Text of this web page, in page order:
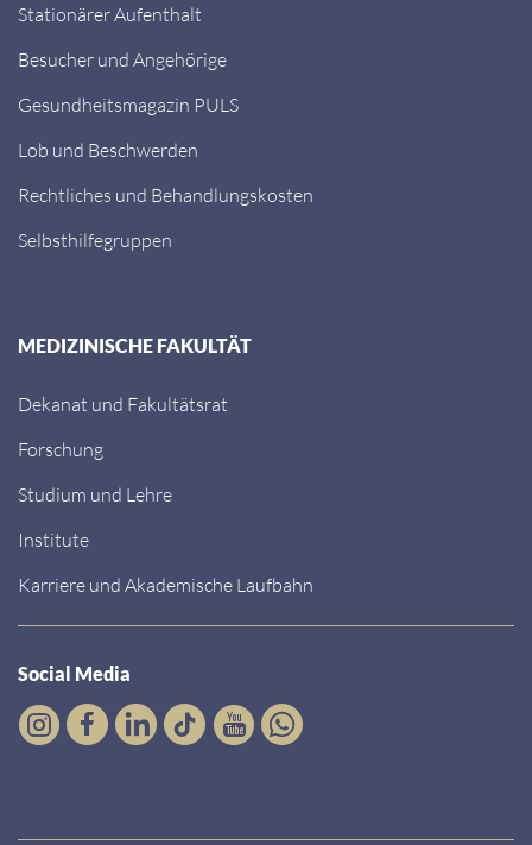
Stationärer Aufenthalt
Besucher und Angehörige
Gesundheitsmagazin PULS
Lob und Beschwerden
Rechtliches und Behandlungskosten
Selbsthilfegruppen
MEDIZINISCHE FAKULTÄT
Dekanat und Fakultätsrat
Forschung
Studium und Lehre
Institute
Karriere und Akademische Laufbahn
Social Media